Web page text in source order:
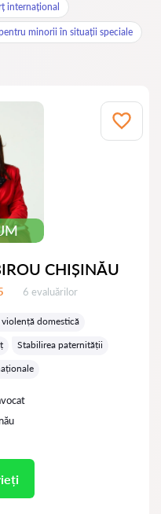
internațional
minorii în situații speciale
CHIȘINĂU
Evaluărilor:
6 evaluărilor
domestică
Stabilirea paternității